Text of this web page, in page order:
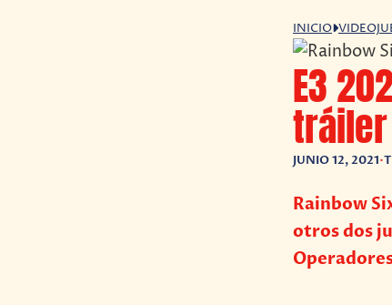
INICIO
E3
JUNIO 12, 2021•
Rainbow
otros dos